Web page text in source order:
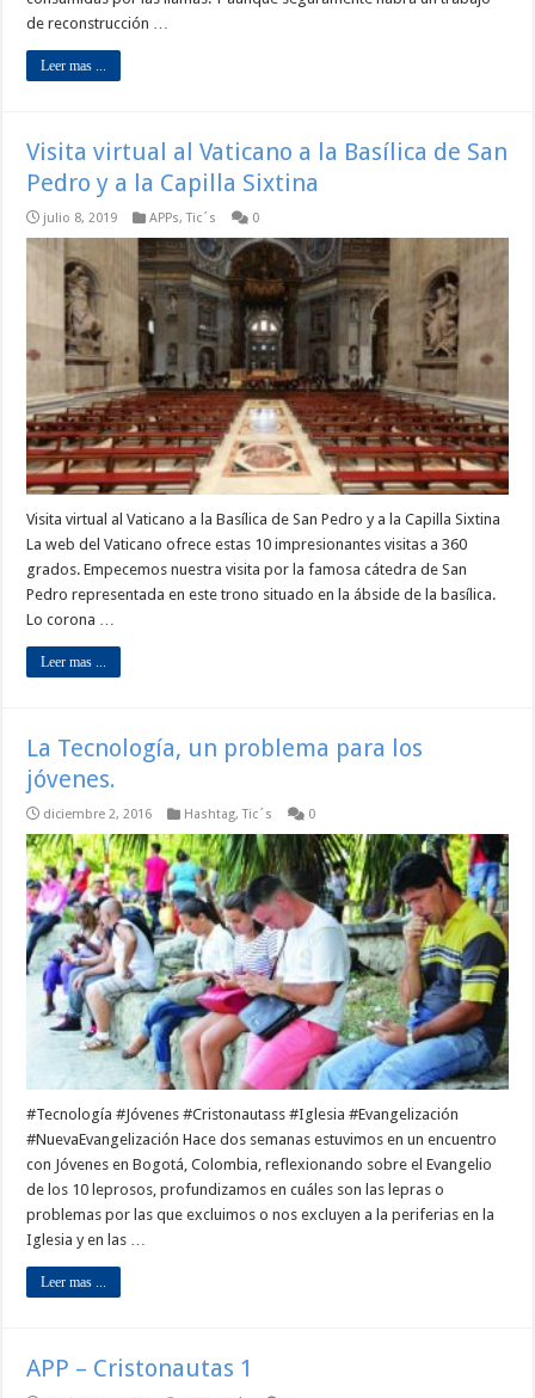
de reconstrucción …
Leer mas ...
Visita virtual al Vaticano a la Basílica de San
Pedro y a la Capilla Sixtina
julio 8, 2019 APPs,Tic´s 0
Visita virtual al Vaticano a la Basílica de San Pedro y a la Capilla Sixtina
La web del Vaticano ofrece estas 10 impresionantes visitas a 360
grados. Empecemos nuestra visita por la famosa cátedra de San
Pedro representada en este trono situado en la ábside de la basílica.
Lo corona …
Leer mas ...
La Tecnología, un problema para los
jóvenes.
diciembre 2, 2016 Hashtag,Tic´s 0
#Tecnología #Jóvenes #Cristonautass #Iglesia #Evangelización
#NuevaEvangelización Hace dos semanas estuvimos en un encuentro
con Jóvenes en Bogotá, Colombia, reflexionando sobre el Evangelio
de los 10 leprosos, profundizamos en cuáles son las lepras o
problemas por las que excluimos o nos excluyen a la periferias en la
Iglesia y en las …
Leer mas ...
APP – Cristonautas 1